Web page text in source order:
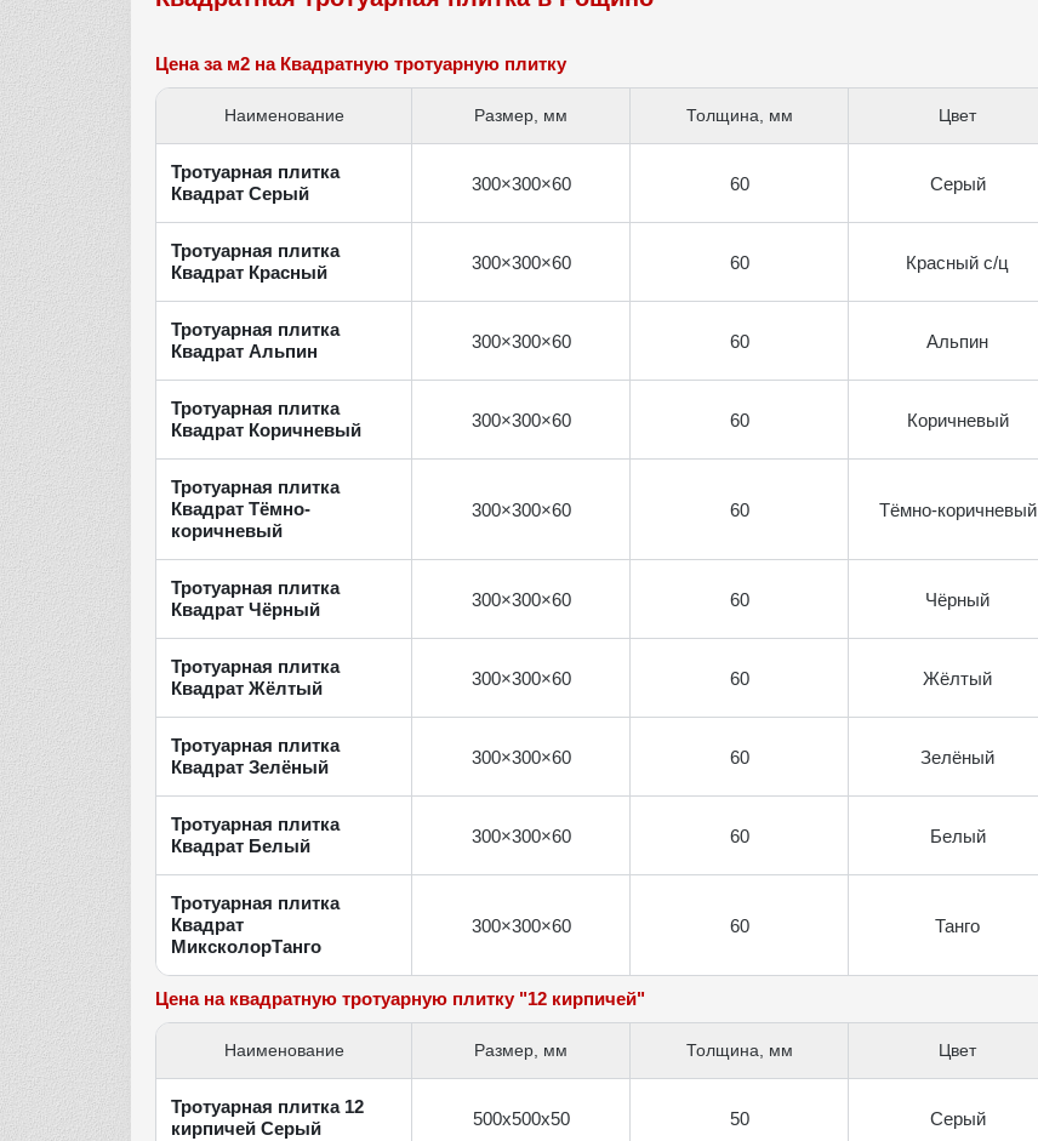
Цена за м2 на Квадратную тротуарную плитку
Наименование Размер, мм Толщина, мм Цвет
Тротуарная плитка
Квадрат Серый
300×300×60 60 Серый
Тротуарная плитка
Квадрат Красный
300×300×60 60 Красный с/ц
Тротуарная плитка
Квадрат Альпин
300×300×60 60 Альпин
Тротуарная плитка
Квадрат Коричневый
300×300×60 60 Коричневый
Тротуарная плитка
Квадрат Тёмно-
коричневый
300×300×60 60 Тёмно-коричневый
Тротуарная плитка
Квадрат Чёрный
300×300×60 60 Чёрный
Тротуарная плитка
Квадрат Жёлтый
300×300×60 60 Жёлтый
Тротуарная плитка
Квадрат Зелёный
300×300×60 60 Зелёный
Тротуарная плитка
Квадрат Белый
300×300×60 60 Белый
Тротуарная плитка
Квадрат
МиксколорТанго
300×300×60 60 Танго
Цена на квадратную тротуарную плитку "12 кирпичей"
Наименование Размер, мм Толщина, мм Цвет
Тротуарная плитка 12
кирпичей Серый
500х500х50 50 Серый